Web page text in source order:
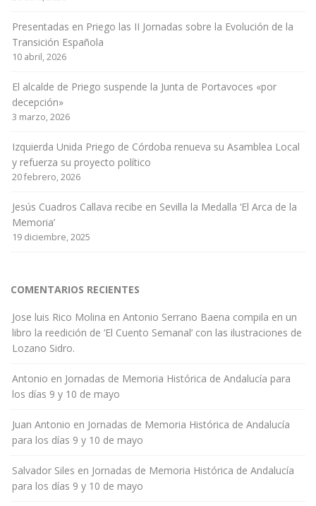
Presentadas en Priego las II Jornadas sobre la Evolución de la
Transición Española
10 abril, 2026
El alcalde de Priego suspende la Junta de Portavoces «por
decepción»
3 marzo, 2026
Izquierda Unida Priego de Córdoba renueva su Asamblea Local
y refuerza su proyecto político
20 febrero, 2026
Jesús Cuadros Callava recibe en Sevilla la Medalla ‘El Arca de la
Memoria’
19 diciembre, 2025
COMENTARIOS RECIENTES
Jose luis Rico Molina en Antonio Serrano Baena compila en un
libro la reedición de ‘El Cuento Semanal’ con las ilustraciones de
Lozano Sidro.
Antonio en Jornadas de Memoria Histórica de Andalucía para
los días 9 y 10 de mayo
Juan Antonio en Jornadas de Memoria Histórica de Andalucía
para los días 9 y 10 de mayo
Salvador Siles en Jornadas de Memoria Histórica de Andalucía
para los días 9 y 10 de mayo